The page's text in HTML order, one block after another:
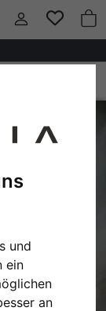
und
ein
an